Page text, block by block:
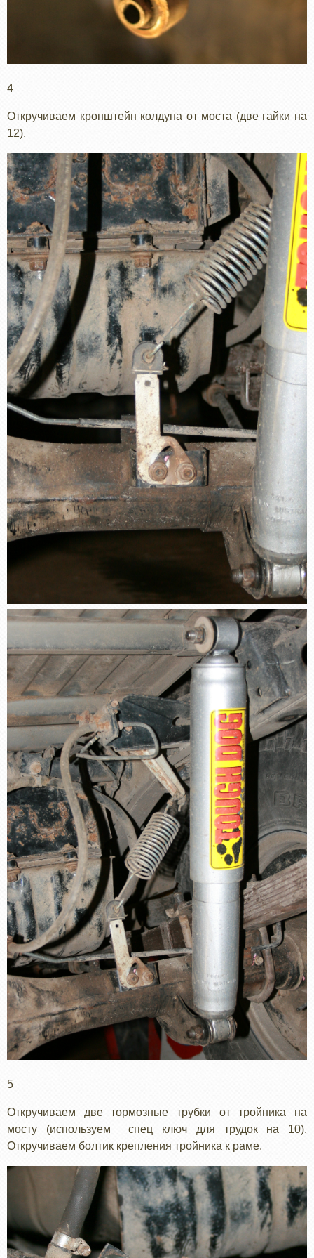
4
Откручиваем кронштейн колдуна от моста (две гайки на
12).
5
Откручиваем две тормозные трубки от тройника на
мосту (используем спец ключ для трудок на 10).
Откручиваем болтик крепления тройника к раме.